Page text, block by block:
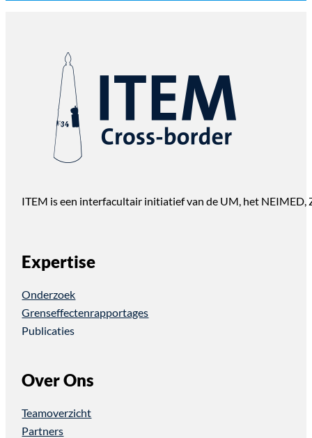
ITEM is een interfacultair initiatief van de UM, het NEIMED,
Expertise
Onderzoek
Grenseffectenrapportages
Publicaties
Over Ons
Teamoverzicht
Partners